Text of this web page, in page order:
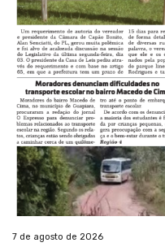
7 de agosto de 2026